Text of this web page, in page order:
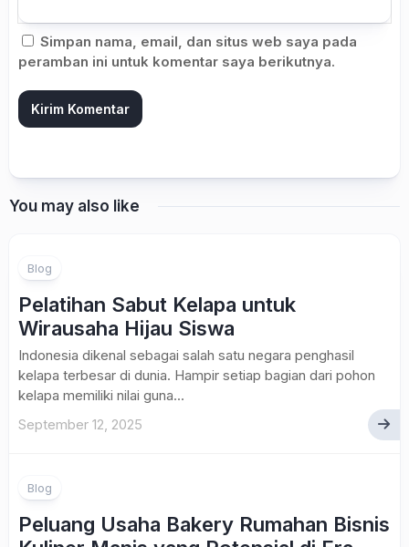
Simpan nama, email, dan situs web saya pada
peramban ini untuk komentar saya berikutnya.
You may also like
Blog
Pelatihan Sabut Kelapa untuk
Wirausaha Hijau Siswa
Indonesia dikenal sebagai salah satu negara penghasil
kelapa terbesar di dunia. Hampir setiap bagian dari pohon
kelapa memiliki nilai guna...
September 12, 2025
Blog
Peluang Usaha Bakery Rumahan Bisnis